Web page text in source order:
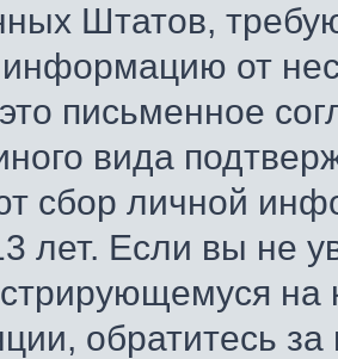
Штатов,
информацию от
письменное
вида
сбор личной
лет. Если вы не
обратитесь